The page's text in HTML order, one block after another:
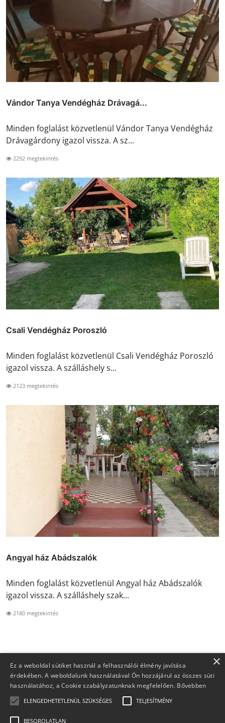
Vándor Tanya Vendégház Drávagá...
Minden foglalást közvetlenül Vándor Tanya Vendégház
Drávagárdony igazol vissza. A sz...
2292 megtekintés
Csali Vendégház Poroszló
Minden foglalást közvetlenül Csali Vendégház Poroszló
igazol vissza. A szálláshely s...
2123 megtekintés
Angyal ház Abádszalók
Minden foglalást közvetlenül Angyal ház Abádszalók
igazol vissza. A szálláshely szak...
2180 megtekintés
×
Ez a weboldal sütiket használ a felhasználói élmény javítása
érdekében. A weboldalunk használatával Ön hozzájárul az összes süti
használatához, a Cookie szabályzatunknak megfelelően. Bővebben
ELENGEDHETETLENÜL SZÜKSÉGES TELJESÍTMÉNY
BESOROLATLAN